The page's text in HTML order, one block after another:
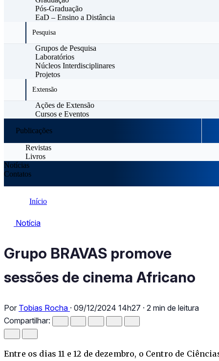
Pós-Graduação
EaD – Ensino a Distância
Pesquisa
Grupos de Pesquisa
Laboratórios
Núcleos Interdisciplinares
Projetos
Extensão
Ações de Extensão
Cursos e Eventos
Publicações
Revistas
Livros
Notícias
Contatos
Início
Notícia
Notícia
Grupo BRAVAS promove
sessões de cinema Africano
Por Tobias Rocha · 09/12/2024 14h27 · 2 min de leitura
Compartilhar:
Entre os dias 11 e 12 de dezembro, o Centro de